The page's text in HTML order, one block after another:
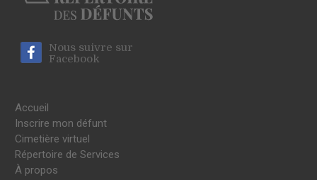
Nous suivre sur
Facebook
Accueil
Inscrire mon défunt
Cimetière virtuel
Répertoire de Services
À propos